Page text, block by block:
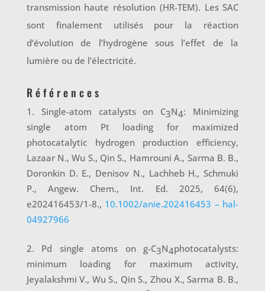
transmission haute résolution (HR-TEM). Les SAC
sont finalement utilisés pour la réaction
d’évolution de l’hydrogène sous l’effet de la
lumière ou de l’électricité.
Références
Single-atom catalysts on C3N4: Minimizing
single atom Pt loading for maximized
photocatalytic hydrogen production efficiency,
Lazaar N., Wu S., Qin S., Hamrouni A., Sarma B. B.,
Doronkin D. E., Denisov N., Lachheb H., Schmuki
P., Angew. Chem., Int. Ed. 2025, 64(6),
e202416453/1-8., 10.1002/anie.202416453 – hal-
04927966
Pd single atoms on g-C3N4photocatalysts:
minimum loading for maximum activity,
Jeyalakshmi V., Wu S., Qin S., Zhou X., Sarma B. B.,